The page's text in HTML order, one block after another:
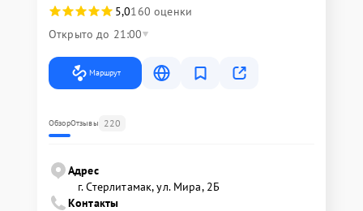
5,0160 оценки
Открыто до 21:00
Маршрут
ОбзорОтзывы 220
Адрес
г. Стерлитамак, ул. Мира, 2Б
Контакты